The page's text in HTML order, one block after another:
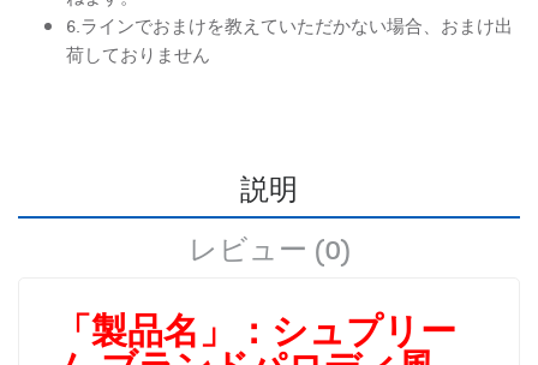
6.ラインでおまけを教えていただかない場合、おまけ出
荷しておりません
説明
レビュー (0)
「製品名」： シュプリー